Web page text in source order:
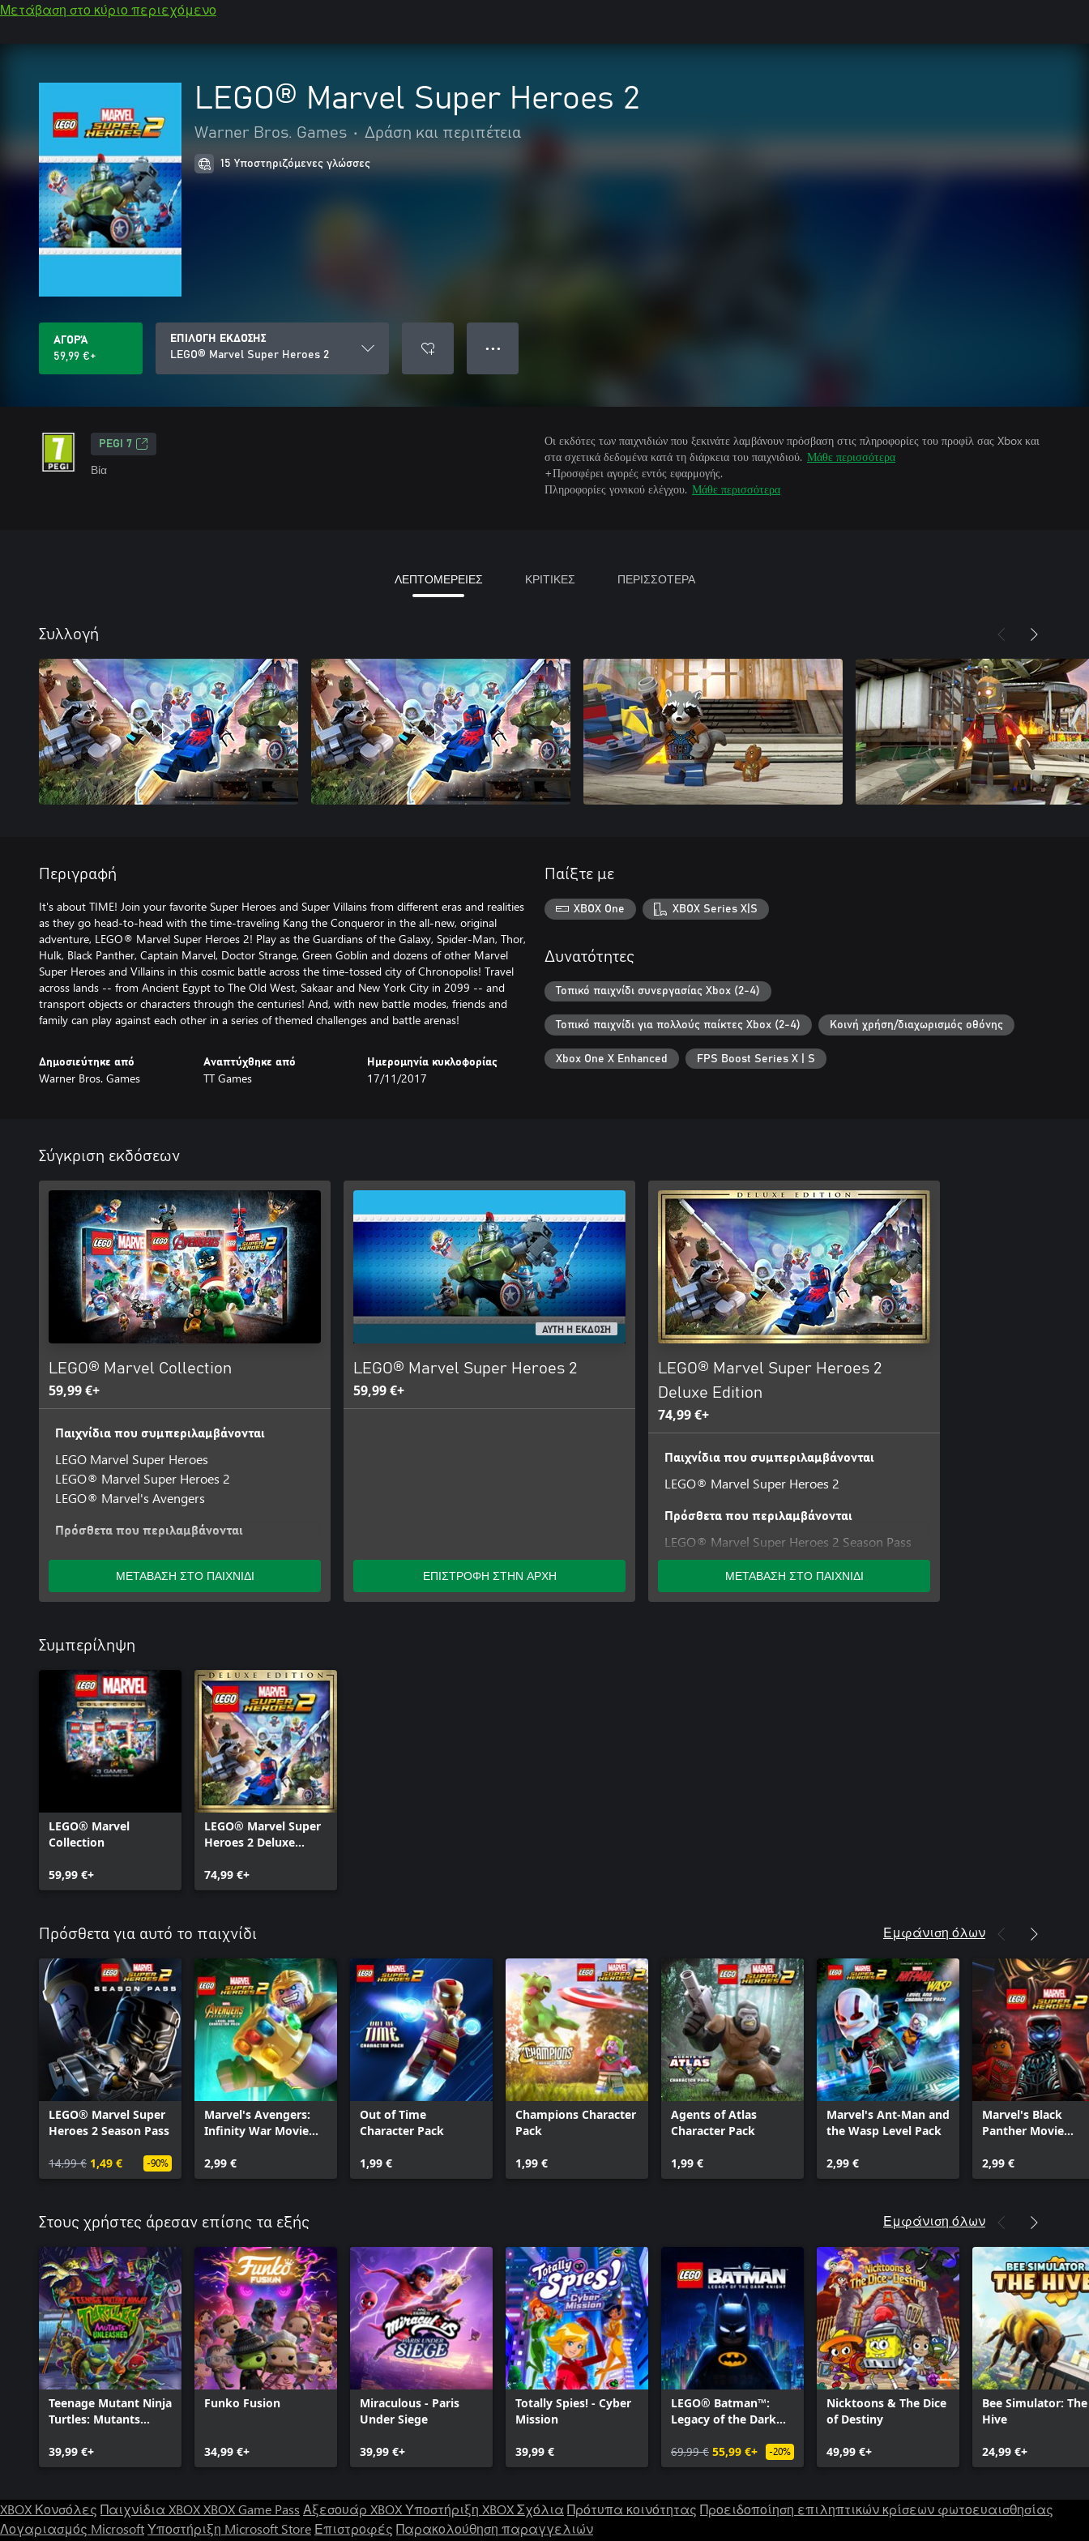
Μετάβαση στο κύριο περιεχόμενο
LEGO® Marvel Super Heroes 2
Warner Bros. Games • Δράση και περιπέτεια
15 Υποστηριζόμενες γλώσσες
ΑΓΟΡΆ
59,99 €+
ΕΠΙΛΟΓΗ ΕΚΔΟΣΗΣ
LEGO® Marvel Super Heroes 2
● ● ●
PEGI 7
Βία
Οι εκδότες των παιχνιδιών που ξεκινάτε λαμβάνουν πρόσβαση στις πληροφορίες του προφίλ σας Xbox και
στα σχετικά δεδομένα κατά τη διάρκεια του παιχνιδιού. Μάθε περισσότερα
+Προσφέρει αγορές εντός εφαρμογής.
Πληροφορίες γονικού ελέγχου. Μάθε περισσότερα
ΛΕΠΤΟΜΕΡΕΙΕΣ ΚΡΙΤΙΚΕΣ ΠΕΡΙΣΣΟΤΕΡΑ
Συλλογή
Περιγραφή
It's about TIME! Join your favorite Super Heroes and Super Villains from different eras and realities
as they go head-to-head with the time-traveling Kang the Conqueror in the all-new, original
adventure, LEGO® Marvel Super Heroes 2! Play as the Guardians of the Galaxy, Spider-Man, Thor,
Hulk, Black Panther, Captain Marvel, Doctor Strange, Green Goblin and dozens of other Marvel
Super Heroes and Villains in this cosmic battle across the time-tossed city of Chronopolis! Travel
across lands -- from Ancient Egypt to The Old West, Sakaar and New York City in 2099 -- and
transport objects or characters through the centuries! And, with new battle modes, friends and
family can play against each other in a series of themed challenges and battle arenas!
Δημοσιεύτηκε από
Warner Bros. Games
Αναπτύχθηκε από
TT Games
Ημερομηνία κυκλοφορίας
17/11/2017
Παίξτε με
XBOX One XBOX Series X|S
Δυνατότητες
Τοπικό παιχνίδι συνεργασίας Xbox (2-4)
Τοπικό παιχνίδι για πολλούς παίκτες Xbox (2-4) Κοινή χρήση/διαχωρισμός οθόνης
Xbox One X Enhanced FPS Boost Series X | S
Σύγκριση εκδόσεων
LEGO® Marvel Collection
59,99 €+
Παιχνίδια που συμπεριλαμβάνονται
LEGO Marvel Super Heroes
LEGO® Marvel Super Heroes 2
LEGO® Marvel's Avengers
Πρόσθετα που περιλαμβάνονται
The Avengers Adventurer Character Pack
LEGO® Marvel Super Heroes 2 Season Pass
Marvel's Ant-Man and the Wasp Level Pack
Out of Time Character Pack
All-New; All-Different Doctor Strange Pack
Marvel's Black Panther Movie Character and
Level Pack
Classic Black Panther Pack
Marvel's Avengers: Infinity War Movie Level
Pack
The Thunderbolts Character Pack
Marvel's Guardians of the Galaxy: Vol. 2
Movie Level Pack
Runaways Level and Character Pack
Cloak And Dagger Character and Level Pack
LEGO® Marvel™ Super Pack
Champions Character Pack
LEGO® Marvel™ Asgard Pack
LEGO® Marvel’s Avengers Season Pass
Classic Captain Marvel Pack
The Avengers Explorer Character Pack
Spider-Man Character Pack
Classic Guardians of the Galaxy Character
Pack
ΜΕΤΑΒΑΣΗ ΣΤΟ ΠΑΙΧΝΙΔΙ
ΑΥΤΗ Η ΕΚΔΟΣΗ
LEGO® Marvel Super Heroes 2
59,99 €+
ΕΠΙΣΤΡΟΦΗ ΣΤΗΝ ΑΡΧΗ
LEGO® Marvel Super Heroes 2
Deluxe Edition
74,99 €+
Παιχνίδια που συμπεριλαμβάνονται
LEGO® Marvel Super Heroes 2
Πρόσθετα που περιλαμβάνονται
LEGO® Marvel Super Heroes 2 Season Pass
Marvel's Ant-Man and the Wasp Level Pack
Agents of Atlas Character Pack
Out of Time Character Pack
ΜΕΤΑΒΑΣΗ ΣΤΟ ΠΑΙΧΝΙΔΙ
Συμπερίληψη
LEGO® Marvel
Collection
59,99 €+
LEGO® Marvel Super
Heroes 2 Deluxe
74,99 €+
Πρόσθετα για αυτό το παιχνίδι Εμφάνιση όλων
LEGO® Marvel Super
Heroes 2 Season Pass
14,99 € 1,49 € -90%
Marvel's Avengers:
Infinity War Movie
2,99 €
Out of Time
Character Pack
1,99 €
Champions Character
Pack
1,99 €
Agents of Atlas
Character Pack
1,99 €
Marvel's Ant-Man and
the Wasp Level Pack
2,99 €
Marvel's Black
Panther Movie
Pack
2,99 €
Στους χρήστες άρεσαν επίσης τα εξής Εμφάνιση όλων
Teenage Mutant Ninja
Turtles: Mutants
39,99 €+
Funko Fusion
34,99 €+
Miraculous - Paris
Under Siege
39,99 €+
Totally Spies! - Cyber
Mission
39,99 €
LEGO® Batman™:
Legacy of the Dark
69,99 € 55,99 €+ -20%
Nicktoons & The Dice
of Destiny
49,99 €+
Bee Simulator: The
Hive
24,99 €+
XBOX Κονσόλες Παιχνίδια XBOXXBOX Game Pass Αξεσουάρ XBOXΥποστήριξη XBOXΣχόλια Πρότυπα κοινότητας Προειδοποίηση επιληπτικών κρίσεων φωτοευαισθησίας
Λογαριασμός MicrosoftΥποστήριξη Microsoft Store Επιστροφές Παρακολούθηση παραγγελιών